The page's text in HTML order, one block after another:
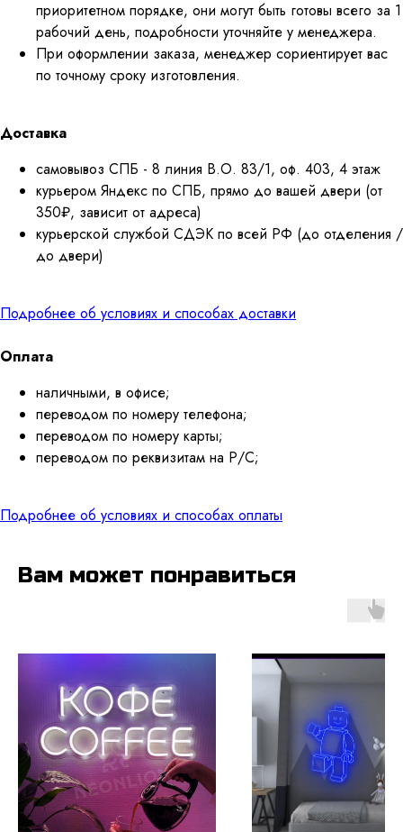
приоритетном порядке, они могут быть готовы всего за 1
рабочий день, подробности уточняйте у менеджера.
При оформлении заказа, менеджер сориентирует вас
по точному сроку изготовления.
Доставка
самовывоз СПБ - 8 линия В.О. 83/1, оф. 403, 4 этаж
курьером Яндекс по СПБ, прямо до вашей двери (от
350₽, зависит от адреса)
курьерской службой СДЭК по всей РФ (до отделения /
до двери)
Подробнее об условиях и способах доставки
Оплата
наличными, в офисе;
переводом по номеру телефона;
переводом по номеру карты;
переводом по реквизитам на Р/С;
Подробнее об условиях и способах оплаты
Вам может понравиться